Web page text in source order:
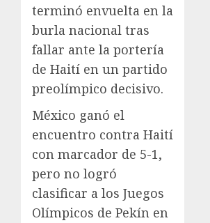
terminó envuelta en la
burla nacional tras
fallar ante la portería
de Haití en un partido
preolímpico decisivo.
México ganó el
encuentro contra Haití
con marcador de 5-1,
pero no logró
clasificar a los Juegos
Olímpicos de Pekín en